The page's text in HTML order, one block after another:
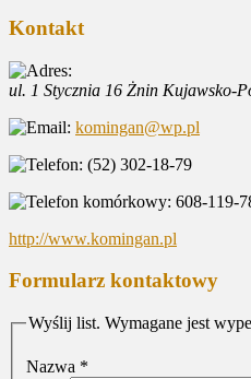
Kontakt
ul. 1 Stycznia 16 Żnin Kujawsko-
komingan@wp.pl
(52) 302-18-79
608-119-
http://www.komingan.pl
Formularz kontaktowy
Wyślij list. Wymagane jest
Nazwa *